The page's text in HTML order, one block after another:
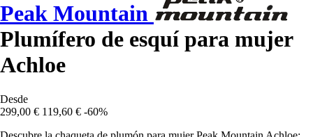
Peak Mountain
Plumífero de esquí para mujer
Achloe
Desde
299,00 € 119,60 € -60%